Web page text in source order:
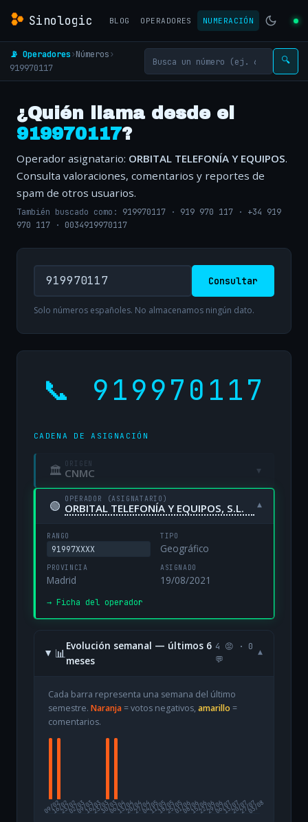
Sinologic BLOG OPERADORES NUMERACIÓN
📡 Operadores›Números›
919970117
🔍
¿Quién llama desde el
919970117?
Operador asignatario: ORBITAL TELEFONÍA Y EQUIPOS.
Consulta valoraciones, comentarios y reportes de
spam de otros usuarios.
También buscado como: 919970117 · 919 970 117 · +34 919
970 117 · 0034919970117
Consultar
Solo números españoles. No almacenamos ningún dato.
📞 919970117
CADENA DE ASIGNACIÓN
🏛 ORIGEN
CNMC ▾
🟢 OPERADOR (ASIGNATARIO)
ORBITAL TELEFONÍA Y EQUIPOS, S.L. ▾
RANGO
91997XXXX
TIPO
Geográfico
PROVINCIA
Madrid
ASIGNADO
19/08/2021
→ Ficha del operador
📊
Evolución semanal — últimos 6
meses
4 😡 · 0
💬
▾
Cada barra representa una semana del último
semestre. Naranja= votos negativos, amarillo =
comentarios.
09/02
16/0223/0202/0309/0316/0323/0330/0306/0413/0420/0427/0404/0511/0518/0525/0501/0608/0615/0622/0629/0606/0713/0720/0727/07
03/08